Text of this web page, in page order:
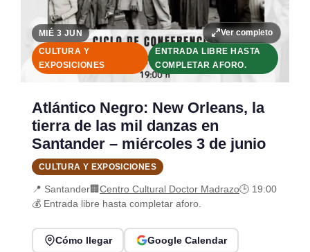
Ver completo
MIÉ 3 JUN
CULTURA Y
EXPOSICIONES
ENTRADA LIBRE HASTA
COMPLETAR AFORO.
Atlántico Negro: New Orleans, la
tierra de las mil danzas en
Santander – miércoles 3 de junio
CULTURA Y EXPOSICIONES
📍 Santander🏢Centro Cultural Doctor Madrazo🕒 19:00
💰 Entrada libre hasta completar aforo.
Cómo llegar Google Calendar